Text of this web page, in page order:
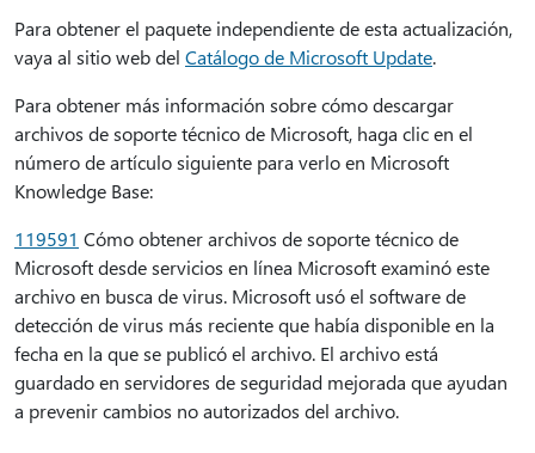
Para obtener el paquete independiente de esta actualización,
vaya al sitio web del Catálogo de Microsoft Update.
Para obtener más información sobre cómo descargar
archivos de soporte técnico de Microsoft, haga clic en el
número de artículo siguiente para verlo en Microsoft
Knowledge Base:
119591 Cómo obtener archivos de soporte técnico de
Microsoft desde servicios en línea Microsoft examinó este
archivo en busca de virus. Microsoft usó el software de
detección de virus más reciente que había disponible en la
fecha en la que se publicó el archivo. El archivo está
guardado en servidores de seguridad mejorada que ayudan
a prevenir cambios no autorizados del archivo.